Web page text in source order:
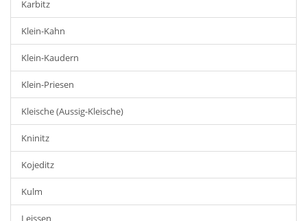
Karbitz
Klein-Kahn
Klein-Kaudern
Klein-Priesen
Kleische (Aussig-Kleische)
Kninitz
Kojeditz
Kulm
Leissen